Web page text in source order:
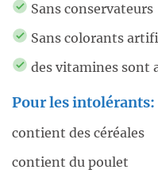
Sans conservateurs
Sans colorants
des vitamines sont
Pour les intolérants:
contient des céréales
contient du poulet